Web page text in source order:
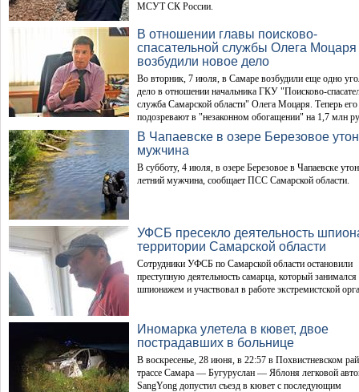
МСУТ СК России.
В отношении главы поисково-
спасательной службы Олега Моцаря
возбудили новое дело
Во вторник, 7 июля, в Самаре возбудили еще одно
дело в отношении начальника ГКУ "Поисково-
служба Самарской области" Олега Моцаря. Теперь его
подозревают в "незаконном обогащении" на 1,7 млн
В Чапаевске в озере Березовое
мужчина
В субботу, 4 июля, в озере Березовое в Чапаевске
летний мужчина, сообщает ПСС Самарской области.
УФСБ пресекло деятельность
территории Самарской области
Сотрудники УФСБ по Самарской области остановили
преступную деятельность самарца, который занимался
шпионажем и участвовал в работе экстремистской
Иномарка улетела в кювет, двое
пострадавших в больнице
В воскресенье, 28 июня, в 22:57 в Похвистневском
трассе Самара — Бугуруслан — Яблоня легковой
SangYong допустил съезд в кювет с последующим